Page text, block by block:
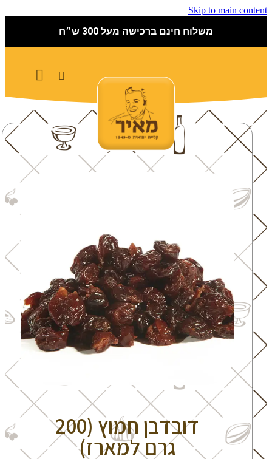
Skip to main content
משלוח חינם ברכישה מעל 300 ש״ח
דובדבן חמוץ (200
גרם למארז)